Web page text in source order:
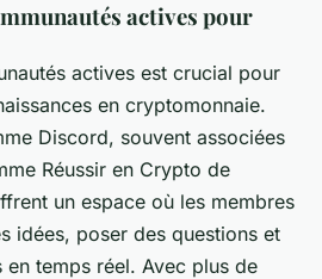
actives pour
actives est crucial pour
en cryptomonnaie.
Discord, souvent associées
Réussir en Crypto de
un espace où les membres
idées, poser des questions et
temps réel. Avec plus de